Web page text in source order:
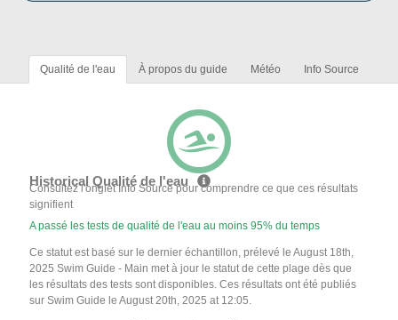
Qualité de l'eau À propos du guide Météo Info Source
Historical Qualité de l'eau
Consultez l'onglet Info Source pour comprendre ce que ces résultats
signifient
A passé les tests de qualité de l'eau au moins 95% du temps
Ce statut est basé sur le dernier échantillon, prélevé le August 18th,
2025 Swim Guide - Main met à jour le statut de cette plage dès que
les résultats des tests sont disponibles. Ces résultats ont été publiés
sur Swim Guide le August 20th, 2025 at 12:05.